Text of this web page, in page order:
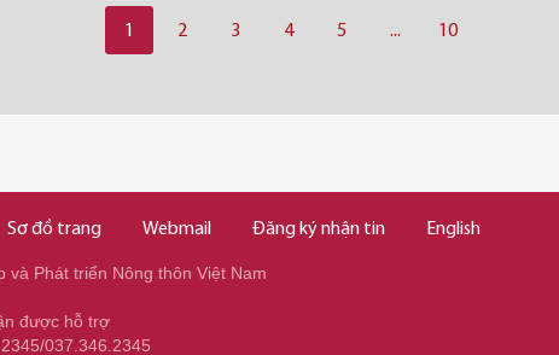
1 2 3 4 5 ... 10
Sơ đồ trang Webmail Đăng ký nhận tin English
và Phát triển Nông thôn Việt Nam
được hỗ trợ
037.346.2345